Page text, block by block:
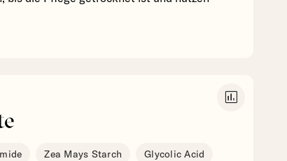
insert_chart
Zea Mays Starch Glycolic Acid